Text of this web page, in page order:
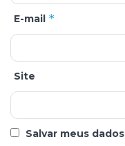
E-mail *
Site
Salvar meus